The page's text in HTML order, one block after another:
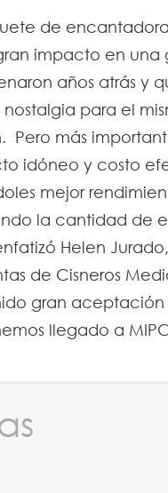
de
impacto en
años atrás y
para el
Pero más
idóneo y costo
mejor
la cantidad de
Helen Jurado,
de Cisneros
gran aceptación
llegado a